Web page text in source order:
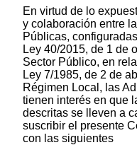
En virtud de lo
y colaboración entre
Públicas,
Ley 40/2015, de 1 de
Sector Público, en
Ley 7/1985, de 2 de
Régimen Local, las
tienen interés en que
descritas se lleven a
suscribir el presente
con las siguientes